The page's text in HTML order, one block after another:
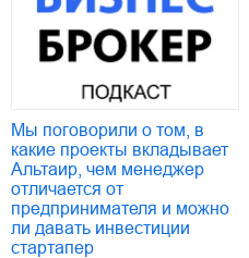
Мы поговорили о том, в
какие проекты вкладывает
Альтаир, чем менеджер
отличается от
предпринимателя и можно
ли давать инвестиции
стартапер